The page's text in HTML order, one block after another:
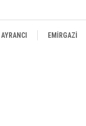
AYRANCI EMİRGAZİ